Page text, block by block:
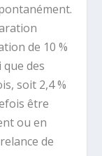
de 10 %
des
soit 2,4 %
être
ou en
de